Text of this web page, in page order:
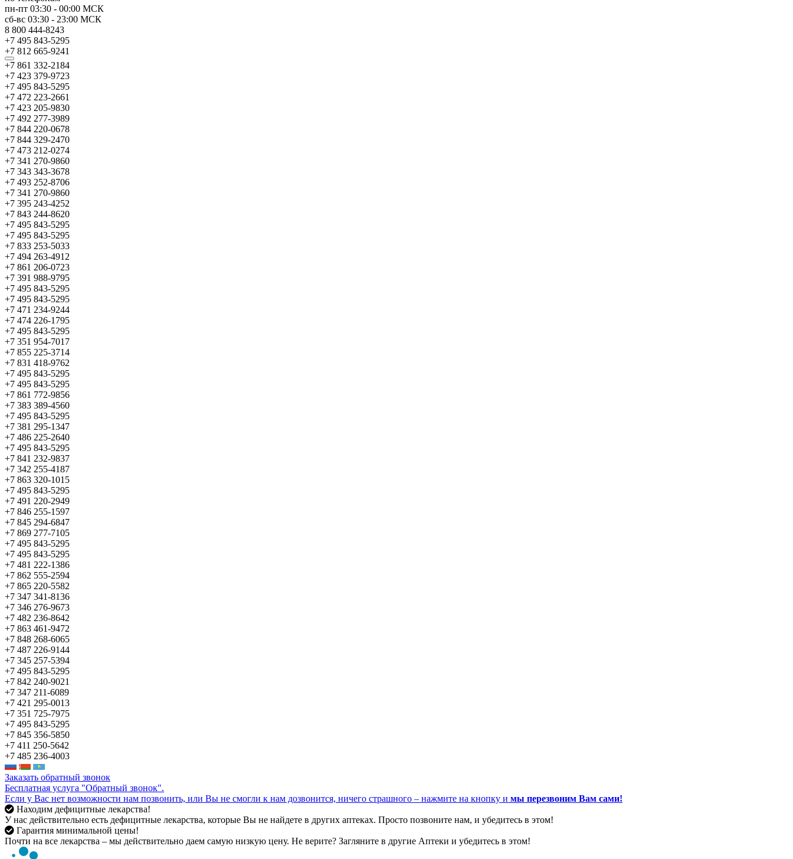
пн-пт 03:30 - 00:00 МСК
сб-вс 03:30 - 23:00 МСК
8 800 444-8243
+7 495 843-5295
+7 812 665-9241
+7 861 332-2184
+7 423 379-9723
+7 495 843-5295
+7 472 223-2661
+7 423 205-9830
+7 492 277-3989
+7 844 220-0678
+7 844 329-2470
+7 473 212-0274
+7 341 270-9860
+7 343 343-3678
+7 493 252-8706
+7 341 270-9860
+7 395 243-4252
+7 843 244-8620
+7 495 843-5295
+7 495 843-5295
+7 833 253-5033
+7 494 263-4912
+7 861 206-0723
+7 391 988-9795
+7 495 843-5295
+7 495 843-5295
+7 471 234-9244
+7 474 226-1795
+7 495 843-5295
+7 351 954-7017
+7 855 225-3714
+7 831 418-9762
+7 495 843-5295
+7 495 843-5295
+7 861 772-9856
+7 383 389-4560
+7 495 843-5295
+7 381 295-1347
+7 486 225-2640
+7 495 843-5295
+7 841 232-9837
+7 342 255-4187
+7 863 320-1015
+7 495 843-5295
+7 491 220-2949
+7 846 255-1597
+7 845 294-6847
+7 869 277-7105
+7 495 843-5295
+7 495 843-5295
+7 481 222-1386
+7 862 555-2594
+7 865 220-5582
+7 347 341-8136
+7 346 276-9673
+7 482 236-8642
+7 863 461-9472
+7 848 268-6065
+7 487 226-9144
+7 345 257-5394
+7 495 843-5295
+7 842 240-9021
+7 347 211-6089
+7 421 295-0013
+7 351 725-7975
+7 495 843-5295
+7 845 356-5850
+7 411 250-5642
+7 485 236-4003
Заказать обратный звонок
Бесплатная услуга "Обратный звонок".
Если у Вас нет возможности нам позвонить, или Вы не смогли к нам дозвонится, ничего страшного – нажмите на кнопку и мы перезвоним Вам сами!
Находим дефицитные лекарства!
У нас действительно есть дефицитные лекарства, которые Вы не найдете в других аптеках. Просто позвоните нам, и убедитесь в этом!
Гарантия минимальной цены!
Почти на все лекарства – мы действительно даем самую низкую цену. Не верите? Загляните в другие Аптеки и убедитесь в этом!